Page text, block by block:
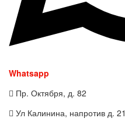
Whatsapp
Пр. Октября, д. 82
Ул Калинина, напротив д. 21